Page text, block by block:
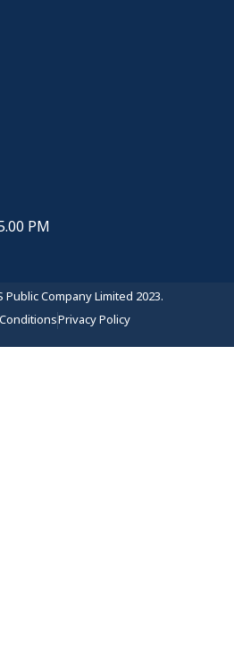
PM
Company Limited 2023.
Privacy Policy